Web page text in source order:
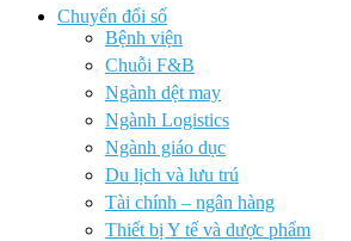
Chuyển đổi số
Bệnh viện
Chuỗi F&B
Ngành dệt may
Ngành Logistics
Ngành giáo dục
Du lịch và lưu trú
Tài chính – ngân hàng
Thiết bị Y tế và dược phẩm